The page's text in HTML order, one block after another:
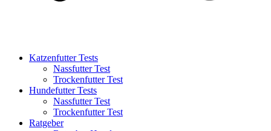
Katzenfutter Tests
Nassfutter Test
Trockenfutter Test
Hundefutter Tests
Nassfutter Test
Trockenfutter Test
Ratgeber